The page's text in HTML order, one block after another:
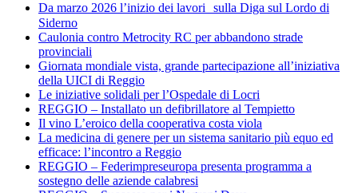
Da marzo 2026 l’inizio dei lavori sulla Diga sul Lordo di
Siderno
Caulonia contro Metrocity RC per abbandono strade
provinciali
Giornata mondiale vista, grande partecipazione all’iniziativa
della UICI di Reggio
Le iniziative solidali per l’Ospedale di Locri
REGGIO – Installato un defibrillatore al Tempietto
Il vino L’eroico della cooperativa costa viola
La medicina di genere per un sistema sanitario più equo ed
efficace: l’incontro a Reggio
REGGIO – Federimpreseuropa presenta programma a
sostegno delle aziende calabresi